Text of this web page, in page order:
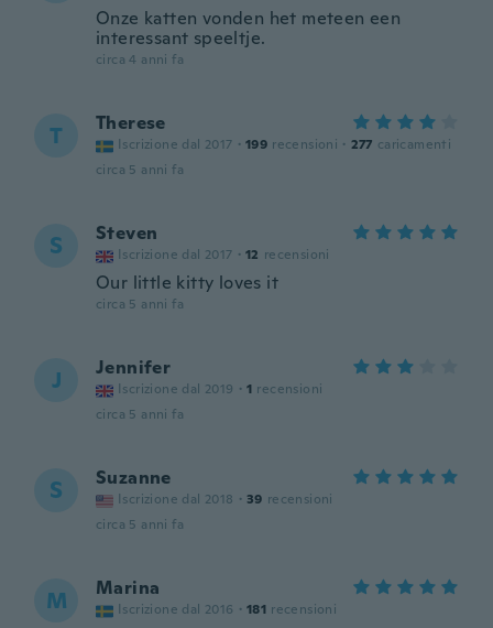
Onze katten vonden het meteen een
interessant speeltje.
circa 4 anni fa
T Therese
Iscrizione dal 2017 · 199 recensioni · 277 caricamenti
circa 5 anni fa
S Steven
Iscrizione dal 2017 · 12 recensioni
Our little kitty loves it
circa 5 anni fa
J Jennifer
Iscrizione dal 2019 · 1 recensioni
circa 5 anni fa
S Suzanne
Iscrizione dal 2018 · 39 recensioni
circa 5 anni fa
M Marina
Iscrizione dal 2016 · 181 recensioni